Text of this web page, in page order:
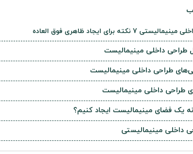
7 نکته برای ایجاد ظاهری فوق العاده
طراحی داخلی مینیمالیست
طراحی داخلی مینیمالیست
طراحی داخلی مینیمالیست
یک فضای مینیمالیست ایجاد کنیم؟
داخلی مینیمالیستی